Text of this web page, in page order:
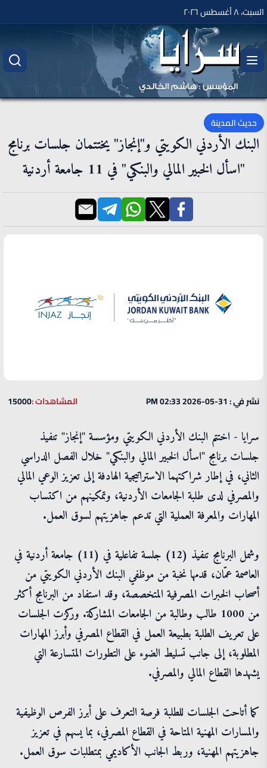
السبت، ٨ أغسطس ٢٠٢٦
حديث المدينة
البنك الأردني الكويتي و"إنجاز" يختتمان جلسات برنامج
"اسأل الخبير المالي والبنكي" في 11 جامعة أردنية
نشر في : 31-05-2026 02:33 PM المشاهدات :15000
سرايا - اختتم البنك الأردني الكويتي ومؤسسة "إنجاز" تنفيذ
جلسات برنامج "اسأل الخبير المالي والبنكي" خلال الفصل الدراسي
الثاني، في إطار شراكتهما الاستراتيجية الهادفة إلى تعزيز الوعي المالي
والمصرفي لدى طلبة الجامعات الأردنية، وتمكينهم من اكتساب
المهارات والمعرفة العملية التي تدعم جاهزيتهم لسوق العمل.
وشمل البرنامج تنفيذ (12) جلسة تفاعلية في (11) جامعة أردنية في
العاصمة عمّان، قدمها نخبة من موظفي البنك الأردني الكويتي من
أصحاب الخبرات المصرفية المتخصصة، وقد استفاد من البرنامج أكثر
من 1000 طالب وطالبة من الجامعات المشاركة. وركزت الجلسات
على تعريف الطلبة بطبيعة العمل في القطاع المصرفي وأبرز المهارات
المطلوبة، إلى جانب تسليط الضوء على التطورات المتسارعة التي
يشهدها القطاع المالي والمصرفي.
كما أتاحت الجلسات للطلبة فرصة التعرف على أبرز الفرص الوظيفية
والمسارات المهنية المتاحة في القطاع المصرفي، بما يسهم في تعزيز
جاهزيتهم المهنية، وربط الجانب الأكاديمي بمتطلبات سوق العمل.